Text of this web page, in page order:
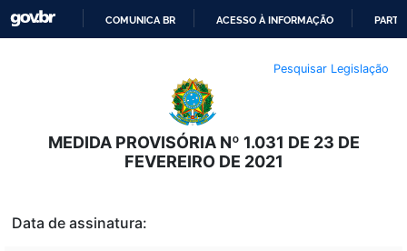
O
CONTEÚDO
COMUNICA BR ACESSO À INFORMAÇÃO
Pesquisar Legislação
MEDIDA PROVISÓRIA Nº 1.031 DE 23 DE
FEVEREIRO DE 2021
Data de assinatura: